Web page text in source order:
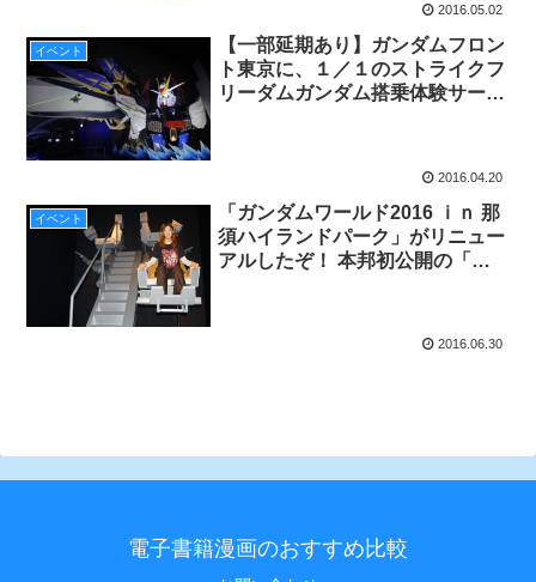
2016.05.02
イベント
【一部延期あり】ガンダムフロン
ト東京に、１／１のストライクフ
リーダムガンダム搭乗体験サービ
2016.04.20
イベント
「ガンダムワールド2016 ｉｎ 那
須ハイランドパーク」がリニュー
アルしたぞ！ 本邦初公開の「ホ
2016.06.30
電子書籍漫画のおすすめ比較